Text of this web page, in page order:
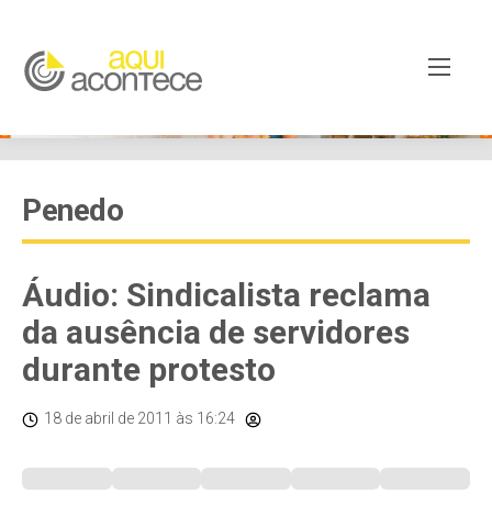
Penedo
Áudio: Sindicalista reclama
da ausência de servidores
durante protesto
18 de abril de 2011 às 16:24